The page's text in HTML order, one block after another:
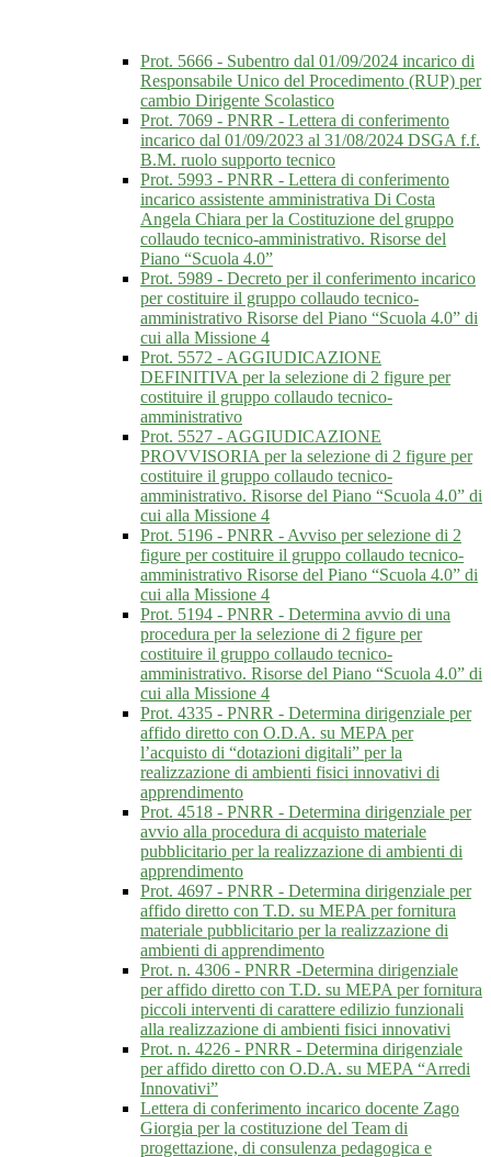
Prot. 5666 - Subentro dal 01/09/2024 incarico di
Responsabile Unico del Procedimento (RUP) per
cambio Dirigente Scolastico
Prot. 7069 - PNRR - Lettera di conferimento
incarico dal 01/09/2023 al 31/08/2024 DSGA f.f.
B.M. ruolo supporto tecnico
Prot. 5993 - PNRR - Lettera di conferimento
incarico assistente amministrativa Di Costa
Angela Chiara per la Costituzione del gruppo
collaudo tecnico-amministrativo. Risorse del
Piano “Scuola 4.0”
Prot. 5989 - Decreto per il conferimento incarico
per costituire il gruppo collaudo tecnico-
amministrativo Risorse del Piano “Scuola 4.0” di
cui alla Missione 4
Prot. 5572 - AGGIUDICAZIONE
DEFINITIVA per la selezione di 2 figure per
costituire il gruppo collaudo tecnico-
amministrativo
Prot. 5527 - AGGIUDICAZIONE
PROVVISORIA per la selezione di 2 figure per
costituire il gruppo collaudo tecnico-
amministrativo. Risorse del Piano “Scuola 4.0” di
cui alla Missione 4
Prot. 5196 - PNRR - Avviso per selezione di 2
figure per costituire il gruppo collaudo tecnico-
amministrativo Risorse del Piano “Scuola 4.0” di
cui alla Missione 4
Prot. 5194 - PNRR - Determina avvio di una
procedura per la selezione di 2 figure per
costituire il gruppo collaudo tecnico-
amministrativo. Risorse del Piano “Scuola 4.0” di
cui alla Missione 4
Prot. 4335 - PNRR - Determina dirigenziale per
affido diretto con O.D.A. su MEPA per
l’acquisto di “dotazioni digitali” per la
realizzazione di ambienti fisici innovativi di
apprendimento
Prot. 4518 - PNRR - Determina dirigenziale per
avvio alla procedura di acquisto materiale
pubblicitario per la realizzazione di ambienti di
apprendimento
Prot. 4697 - PNRR - Determina dirigenziale per
affido diretto con T.D. su MEPA per fornitura
materiale pubblicitario per la realizzazione di
ambienti di apprendimento
Prot. n. 4306 - PNRR -Determina dirigenziale
per affido diretto con T.D. su MEPA per fornitura
piccoli interventi di carattere edilizio funzionali
alla realizzazione di ambienti fisici innovativi
Prot. n. 4226 - PNRR - Determina dirigenziale
per affido diretto con O.D.A. su MEPA “Arredi
Innovativi”
Lettera di conferimento incarico docente Zago
Giorgia per la costituzione del Team di
progettazione, di consulenza pedagogica e